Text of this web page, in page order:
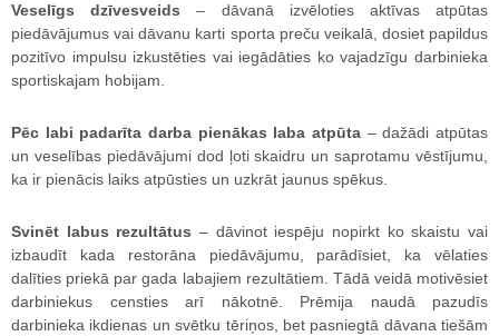
Veselīgs dzīvesveids – dāvanā izvēloties aktīvas atpūtas
piedāvājumus vai dāvanu karti sporta preču veikalā, dosiet papildus
pozitīvo impulsu izkustēties vai iegādāties ko vajadzīgu darbinieka
sportiskajam hobijam.
Pēc labi padarīta darba pienākas laba atpūta – dažādi atpūtas
un veselības piedāvājumi dod ļoti skaidru un saprotamu vēstījumu,
ka ir pienācis laiks atpūsties un uzkrāt jaunus spēkus.
Svinēt labus rezultātus – dāvinot iespēju nopirkt ko skaistu vai
izbaudīt kada restorāna piedāvājumu, parādīsiet, ka vēlaties
dalīties priekā par gada labajiem rezultātiem. Tādā veidā motivēsiet
darbiniekus censties arī nākotnē. Prēmija naudā pazudīs
darbinieka ikdienas un svētku tēriņos, bet pasniegtā dāvana tiešām